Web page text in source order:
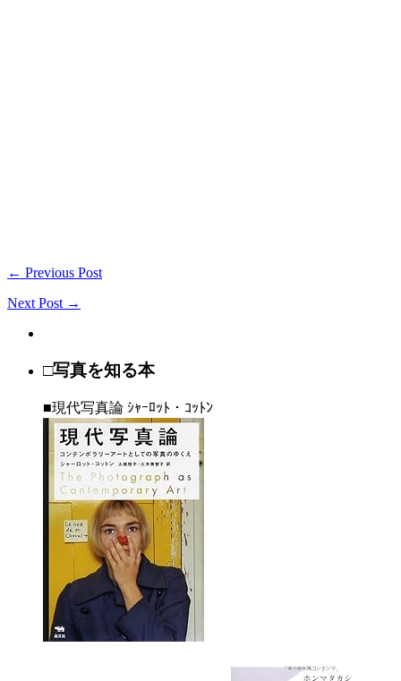
← Previous Post
Next Post →
□写真を知る本
■現代写真論 ｼｬｰﾛｯﾄ・ｺｯﾄﾝ